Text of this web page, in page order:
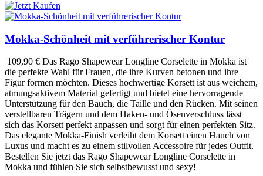
Mokka-Schönheit mit verführerischer Kontur
109,90 € Das Rago Shapewear Longline Corselette in Mokka ist
die perfekte Wahl für Frauen, die ihre Kurven betonen und ihre
Figur formen möchten. Dieses hochwertige Korsett ist aus weichem,
atmungsaktivem Material gefertigt und bietet eine hervorragende
Unterstützung für den Bauch, die Taille und den Rücken. Mit seinen
verstellbaren Trägern und dem Haken- und Ösenverschluss lässt
sich das Korsett perfekt anpassen und sorgt für einen perfekten Sitz.
Das elegante Mokka-Finish verleiht dem Korsett einen Hauch von
Luxus und macht es zu einem stilvollen Accessoire für jedes Outfit.
Bestellen Sie jetzt das Rago Shapewear Longline Corselette in
Mokka und fühlen Sie sich selbstbewusst und sexy!